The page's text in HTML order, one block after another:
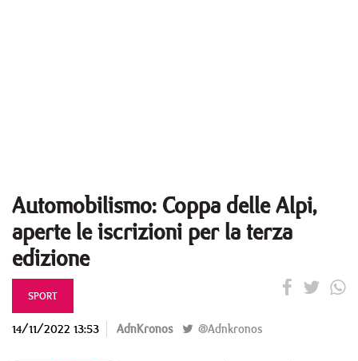
Automobilismo: Coppa delle Alpi,
aperte le iscrizioni per la terza
edizione
SPORT
14/11/2022 13:53 AdnKronos @Adnkronos